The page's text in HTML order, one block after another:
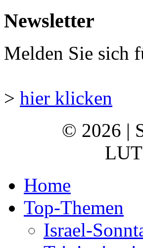
Newsletter
Melden Sie sich
> hier klicken
© 2026 |
Home
Top-Themen
Israel-